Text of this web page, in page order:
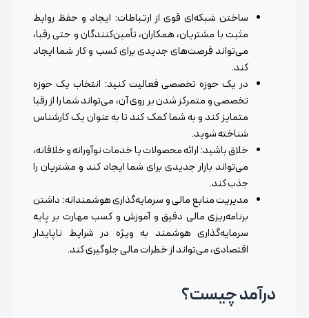
ساختن شبکه‌ای قوی از ارتباطات: ایجاد و حفظ روابط
مثبت با مشتریان، همکاران، تأمین‌کنندگان و حتی رقبا،
می‌تواند فرصت‌های جدیدی برای کسب و کار شما ایجاد
کند.
در یک حوزه تخصصی فعالیت کنید: انتخاب یک حوزه
تخصصی و متمرکز شدن بر روی آن، می‌تواند شما را از رقبا
متمایز کند و به شما کمک کند تا به عنوان یک کارشناس
شناخته شوید.
خلاق باشید: ارائه محصولات یا خدمات نوآورانه و خلاقانه،
می‌تواند بازار جدیدی برای شما ایجاد کند و مشتریان را
جذب کند.
مدیریت منابع مالی و سرمایه‌گذاری هوشمندانه: داشتن
برنامه‌ریزی مالی دقیق و آموزش و کسب مهارت بر پایه
سرمایه‌گذاری هوشمند به ویژه در شرایط ناپایدار
اقتصادی، می‌تواند از خطرات مالی جلوگیری کند.
درآمد چیست؟